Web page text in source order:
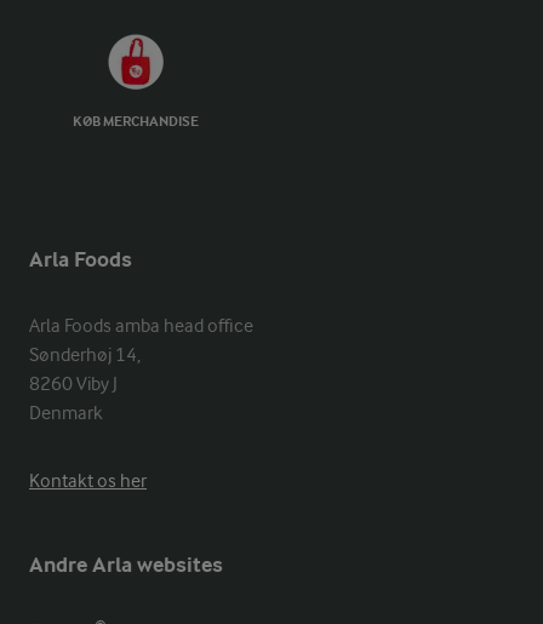
KØB MERCHANDISE
Arla Foods
Arla Foods amba head office
Sønderhøj 14,
8260 Viby J
Denmark
Kontakt os her
Andre Arla websites